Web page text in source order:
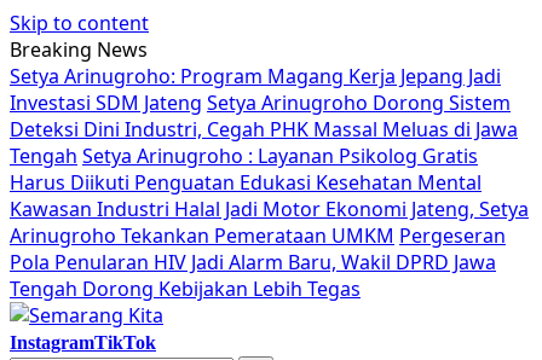
Skip to content
Breaking News
Setya Arinugroho: Program Magang Kerja Jepang Jadi
Investasi SDM Jateng Setya Arinugroho Dorong Sistem
Deteksi Dini Industri, Cegah PHK Massal Meluas di Jawa
Tengah Setya Arinugroho : Layanan Psikolog Gratis
Harus Diikuti Penguatan Edukasi Kesehatan Mental
Kawasan Industri Halal Jadi Motor Ekonomi Jateng, Setya
Arinugroho Tekankan Pemerataan UMKM Pergeseran
Pola Penularan HIV Jadi Alarm Baru, Wakil DPRD Jawa
Tengah Dorong Kebijakan Lebih Tegas
InstagramTikTok